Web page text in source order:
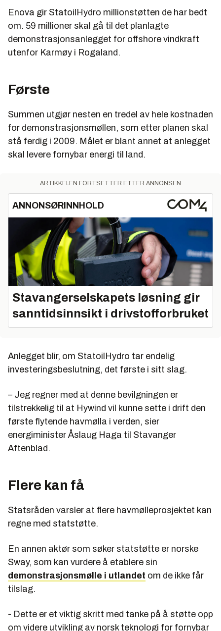
Enova gir StatoilHydro millionstøtten de har bedt
om. 59 millioner skal gå til det planlagte
demonstrasjonsanlegget for offshore vindkraft
utenfor Karmøy i Rogaland.
Første
Summen utgjør nesten en tredel av hele kostnaden
for demonstrasjonsmøllen, som etter planen skal
stå ferdig i 2009. Målet er blant annet at anlegget
skal levere fornybar energi til land.
ARTIKKELEN FORTSETTER ETTER ANNONSEN
ANNONSØRINNHOLD
Stavangerselskapets løsning gir
sanntidsinnsikt i drivstofforbruket
Anlegget blir, om StatoilHydro tar endelig
investeringsbeslutning, det første i sitt slag.
– Jeg regner med at denne bevilgningen er
tilstrekkelig til at Hywind vil kunne sette i drift den
første flytende havmølla i verden, sier
energiminister Åslaug Haga til Stavanger
Aftenblad.
Flere kan få
Statsråden varsler at flere havmølleprosjektet kan
regne med statstøtte.
En annen aktør som søker statstøtte er norske
Sway, som kan vurdere å etablere sin
demonstrasjonsmølle i utlandet om de ikke får
tilslag.
- Dette er et viktig skritt med tanke på å støtte opp
om videre utvikling av norsk teknologi for fornybar